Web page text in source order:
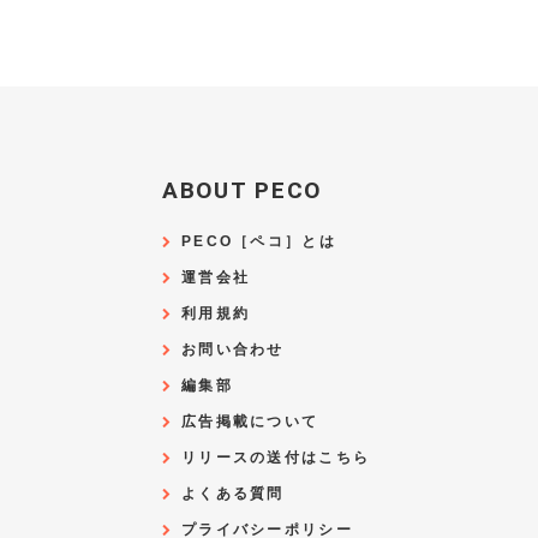
ABOUT PECO
PECO［ペコ］とは
運営会社
利用規約
お問い合わせ
編集部
広告掲載について
リリースの送付はこちら
よくある質問
プライバシーポリシー